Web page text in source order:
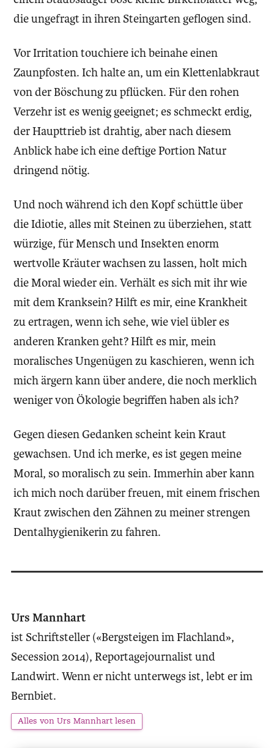
die ungefragt in ihren Steingarten geflogen sind.
Vor Irritation touchiere ich beinahe einen
Zaunpfosten. Ich halte an, um ein Klettenlabkraut
von der Böschung zu pflücken. Für den rohen
Verzehr ist es wenig geeignet; es schmeckt erdig,
der Haupttrieb ist drahtig, aber nach diesem
Anblick habe ich eine deftige Portion Natur
dringend nötig.
Und noch während ich den Kopf schüttle über
die Idiotie, alles mit Steinen zu überziehen, statt
würzige, für Mensch und Insekten enorm
wertvolle Kräuter wachsen zu lassen, holt mich
die Moral wieder ein. Verhält es sich mit ihr wie
mit dem Kranksein? Hilft es mir, eine Krankheit
zu ertragen, wenn ich sehe, wie viel übler es
anderen Kranken geht? Hilft es mir, mein
moralisches Ungenügen zu kaschieren, wenn ich
mich ärgern kann über andere, die noch merklich
weniger von Ökologie begriffen haben als ich?
Gegen diesen Gedanken scheint kein Kraut
gewachsen. Und ich merke, es ist gegen meine
Moral, so moralisch zu sein. Immerhin aber kann
ich mich noch darüber freuen, mit einem frischen
Kraut zwischen den Zähnen zu meiner strengen
Dentalhygienikerin zu fahren.
Urs Mannhart
ist Schriftsteller («Bergsteigen im Flachland»,
Secession 2014), Reportagejournalist und
Landwirt. Wenn er nicht unterwegs ist, lebt er im
Bernbiet.
Alles von Urs Mannhart lesen